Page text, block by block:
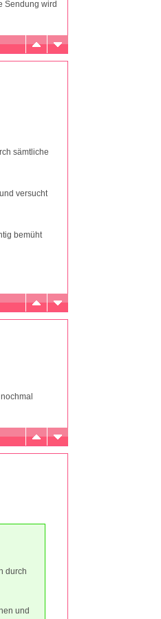
Sendung wird
sämtliche
versucht
bemüht
durch
und